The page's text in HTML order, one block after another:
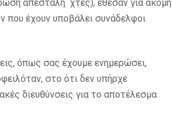
απεστάλη χτες), έθεσαν για ακόμη
έχουν υποβάλει συνάδελφοι
όπως σας έχουμε ενημερώσει,
στο ότι δεν υπήρχε
διευθύνσεις για το αποτέλεσμα